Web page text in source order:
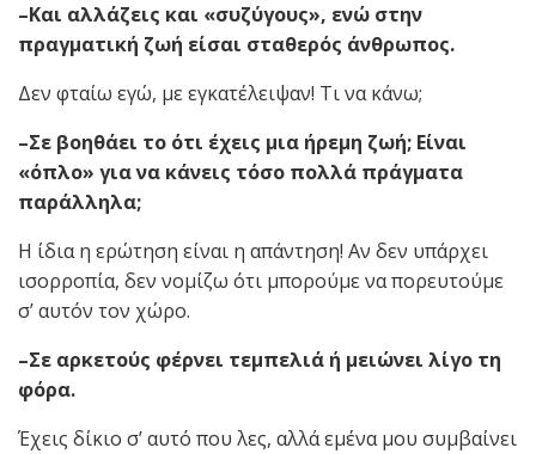
–Και αλλάζεις και «συζύγους», ενώ στην
πραγματική ζωή είσαι σταθερός άνθρωπος.
Δεν φταίω εγώ, με εγκατέλειψαν! Τι να κάνω;
–Σε βοηθάει το ότι έχεις μια ήρεμη ζωή; Είναι
«όπλο» για να κάνεις τόσο πολλά πράγματα
παράλληλα;
Η ίδια η ερώτηση είναι η απάντηση! Αν δεν υπάρχει
ισορροπία, δεν νομίζω ότι μπορούμε να πορευτούμε
σ’ αυτόν τον χώρο.
–Σε αρκετούς φέρνει τεμπελιά ή μειώνει λίγο τη
φόρα.
Έχεις δίκιο σ’ αυτό που λες, αλλά εμένα μου συμβαίνει